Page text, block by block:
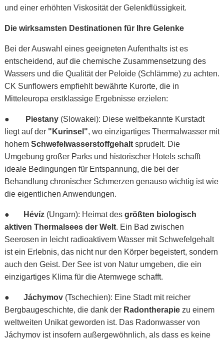
und einer erhöhten Viskosität der Gelenkflüssigkeit.
Die wirksamsten Destinationen für Ihre Gelenke
Bei der Auswahl eines geeigneten Aufenthalts ist es
entscheidend, auf die chemische Zusammensetzung des
Wassers und die Qualität der Peloide (Schlämme) zu achten.
CK Sunflowers empfiehlt bewährte Kurorte, die in
Mitteleuropa erstklassige Ergebnisse erzielen:
● Piestany (Slowakei): Diese weltbekannte Kurstadt
liegt auf der "Kurinsel", wo einzigartiges Thermalwasser mit
hohem Schwefelwasserstoffgehalt sprudelt. Die
Umgebung großer Parks und historischer Hotels schafft
ideale Bedingungen für Entspannung, die bei der
Behandlung chronischer Schmerzen genauso wichtig ist wie
die eigentlichen Anwendungen.
● Hévíz (Ungarn): Heimat des größten biologisch
aktiven Thermalsees der Welt. Ein Bad zwischen
Seerosen in leicht radioaktivem Wasser mit Schwefelgehalt
ist ein Erlebnis, das nicht nur den Körper begeistert, sondern
auch den Geist. Der See ist von Natur umgeben, die ein
einzigartiges Klima für die Atemwege schafft.
● Jáchymov (Tschechien): Eine Stadt mit reicher
Bergbaugeschichte, die dank der Radontherapie zu einem
weltweiten Unikat geworden ist. Das Radonwasser von
Jáchymov ist insofern außergewöhnlich, als dass es keine